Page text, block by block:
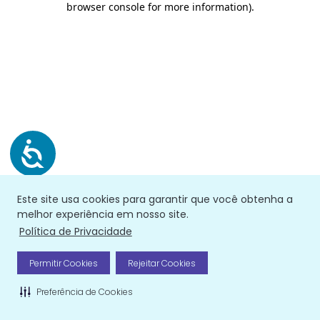
Este site usa cookies para garantir que você obtenha a
melhor experiência em nosso site.
Política de Privacidade
Permitir Cookies Rejeitar Cookies
Preferência de Cookies
browser console for more information).